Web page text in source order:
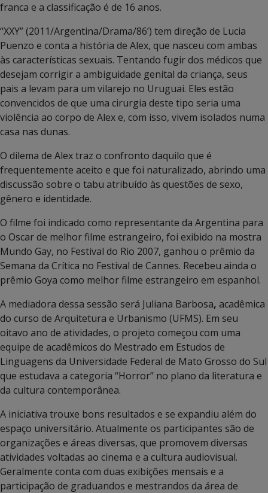
franca e a classificação é de 16 anos.
“XXY” (2011/Argentina/Drama/86’) tem direção de Lucia
Puenzo e conta a história de Alex, que nasceu com ambas
às características sexuais. Tentando fugir dos médicos que
desejam corrigir a ambiguidade genital da criança, seus
pais a levam para um vilarejo no Uruguai. Eles estão
convencidos de que uma cirurgia deste tipo seria uma
violência ao corpo de Alex e, com isso, vivem isolados numa
casa nas dunas.
O dilema de Alex traz o confronto daquilo que é
frequentemente aceito e que foi naturalizado, abrindo uma
discussão sobre o tabu atribuído às questões de sexo,
gênero e identidade.
O filme foi indicado como representante da Argentina para
o Oscar de melhor filme estrangeiro, foi exibido na mostra
Mundo Gay, no Festival do Rio 2007, ganhou o prêmio da
Semana da Crítica no Festival de Cannes. Recebeu ainda o
prêmio Goya como melhor filme estrangeiro em espanhol.
A mediadora dessa sessão será Juliana Barbosa, acadêmica
do curso de Arquitetura e Urbanismo (UFMS). Em seu
oitavo ano de atividades, o projeto começou com uma
equipe de acadêmicos do Mestrado em Estudos de
Linguagens da Universidade Federal de Mato Grosso do Sul
que estudava a categoria “Horror” no plano da literatura e
da cultura contemporânea.
A iniciativa trouxe bons resultados e se expandiu além do
espaço universitário. Atualmente os participantes são de
organizações e áreas diversas, que promovem diversas
atividades voltadas ao cinema e a cultura audiovisual.
Geralmente conta com duas exibições mensais e a
participação de graduandos e mestrandos da área de